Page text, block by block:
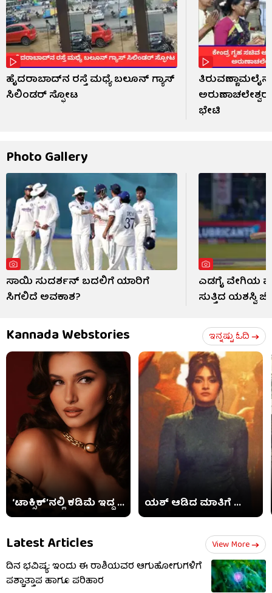
ಹೈದರಾಬಾದ್​ನ ರಸ್ತೆ ಮಧ್ಯೆ ಬಲೂನ್ ಗ್ಯಾಸ್
ಸಿಲಿಂಡರ್ ಸ್ಫೋಟ
ಭೇಟಿ
Photo Gallery
ಸಾಯಿ ಸುದರ್ಶನ್ ಬದಲಿಗೆ ಯಾರಿಗೆ
ಸಿಗಲಿದೆ ಅವಕಾಶ?
ಎಡಗೈ ವೇಗಿಯ
ಸುತ್ತಿದ ಯಶಸ್ವಿ
Kannada Webstories ಇನ್ನಷ್ಟು ಓದಿ
‘ಟಾಕ್ಸಿಕ್​’ನಲ್ಲಿ ಕಡಿಮೆ ಇದ್ದ ... ಯಶ್ ಆಡಿದ ಮಾತಿಗೆ ...
Latest Articles View More
ದಿನ ಭವಿಷ್ಯ: ಇಂದು ಈ ರಾಶಿಯವರ ಆಗುಹೋಗುಗಳಿಗೆ
ಪಶ್ಚಾತ್ತಾಪ ಹಾಗೂ ಪರಿಹಾರ